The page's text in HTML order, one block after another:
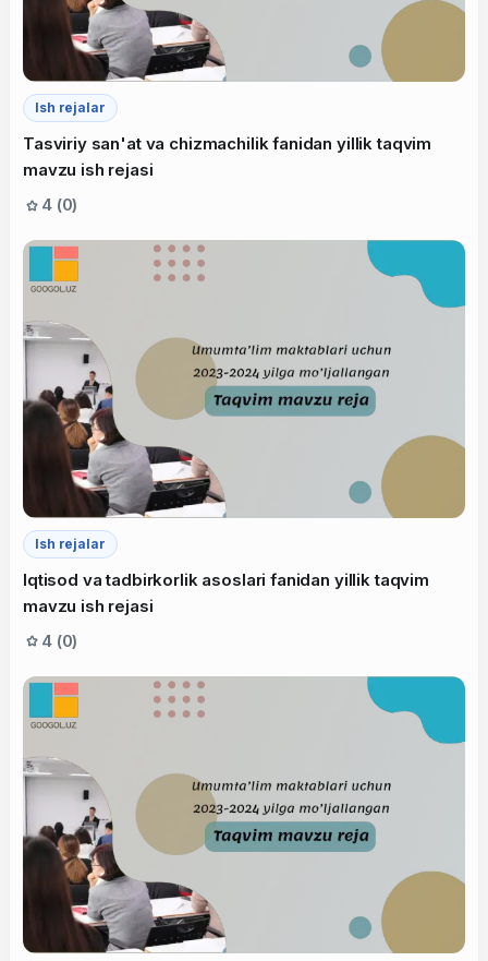
Ish rejalar
Tasviriy san'at va chizmachilik fanidan yillik taqvim
mavzu ish rejasi
4 (0)
Ish rejalar
Iqtisod va tadbirkorlik asoslari fanidan yillik taqvim
mavzu ish rejasi
4 (0)